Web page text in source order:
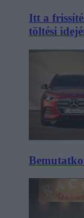
Itt a
töltési